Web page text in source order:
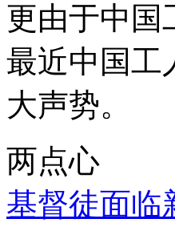
更由于中国
最近中国工
大声势。
两点心
基督徒面临